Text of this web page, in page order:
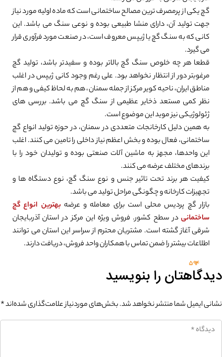
گچ یکی از پرمصرف ترین مصالح ساختمانی است که ماده اولیه مورد نیاز
جهت تولید آن، دارای منشا طبیعی بوده و نوعی سنگ می باشد. این
کانی که به سنگ گچ یا ژیپس معروف است، در صنعت مورد فرآوری قرار
می گیرد.
قطعا هر چه خلوص سنگ گچ بالاتر بوده و سفیدتر باشد، تولید گچ
مرغوبتر دور از انتظار نخواهد بود. علی رغم وجود کانی ژیپس در اغلب
مناطق ایران، ناحیه کویر مرکز از جمله سمنان، هم به لحاظ کیفی و هم از
نظر کمی مستعد ذخایر عظیمی از سنگ گچ می باشد. بررسی های
ژئولوژیکی نیز موید این موضوع است.
به همین دلیل کارخانجات متعددی در سمنان، در حوزه تولید انواع گچ
ساختمانی، فعال بوده و بخش اعظم نیاز داخلی را تامین می کنند. اغلب
این واحدها، مجهز به ماشین آلات صنعتی بوده و تولیدان خود را با
برندهای مختلف عرضه می کنند.
کیفیت هر برند تحت تاثیر جنس و نوع سنگ گچ، نوع دستگاه ها و
تجهیزات کارخانه و چگونگی مراحل تولید می باشد.
بازار گچ پردیس محلی است برای معامله و عرضهبهترین انواع گچ
ساختمانی در سطح کشور. فروش ویژه این مرکز در استان آذربایجان
شرقی آغاز گشته است. مشتریان محترم از سراسر این استان می توانند
اطلاعات بیشتر را ضمن تماس با همکاران واحد فروش، دریافت دارند.
594
دیدگاهتان را بنویسید
نشانی ایمیل شما منتشر نخواهد شد.بخش‌های موردنیاز علامت‌گذاری شده‌اند*